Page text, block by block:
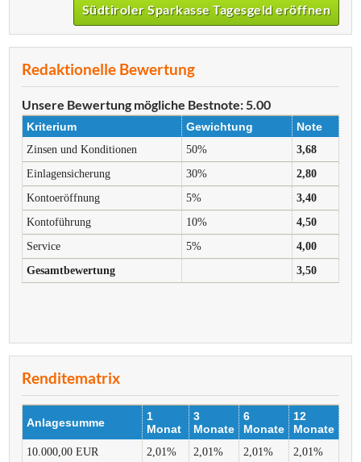
Südtiroler Sparkasse Tagesgeld eröffnen
Redaktionelle Bewertung
Unsere Bewertung mögliche Bestnote: 5.00
Kriterium Gewichtung Note
Zinsen und Konditionen 50%
3,68
Einlagensicherung
30%
2,80
Kontoeröffnung
5%
3,40
Kontoführung
10%
4,50
Service
5%
4,00
Gesamtbewertung
3,50
Renditematrix
Anlagesumme
1
Monat
3
Monate
6
Monate
12
Monate
10.000,00 EUR 2,01% 2,01% 2,01% 2,01%